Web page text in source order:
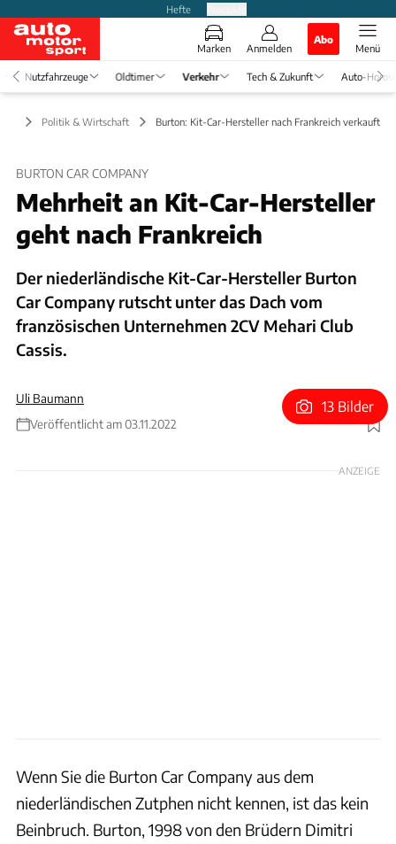
Hefte
Marken Anmelden
Abo
Menü
Nutzfahrzeuge Oldtimer Verkehr Tech & Zukunft Auto-
Politik & Wirtschaft Burton: Kit-Car-Hersteller nach Frankreich verkauft
BURTON CAR COMPANY
Mehrheit an Kit-Car-Hersteller
geht nach Frankreich
Der niederländische Kit-Car-Hersteller Burton
Car Company rutscht unter das Dach vom
französischen Unternehmen 2CV Mehari Club
Cassis.
Uli Baumann
Veröffentlicht am 03.11.2022
Foto: Burton Car Company
13 Bilder
ANZEIGE
Wenn Sie die Burton Car Company aus dem
niederländischen Zutphen nicht kennen, ist das kein
Beinbruch. Burton, 1998 von den Brüdern Dimitri